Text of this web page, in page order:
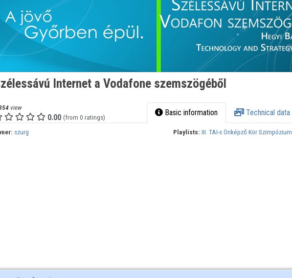
Internet a Vodafone szemszögéből
view
0.00 (from 0 ratings) Basic information Technical data
szurg Playlists: III. TAI-s Önképző Kör Szimpózium